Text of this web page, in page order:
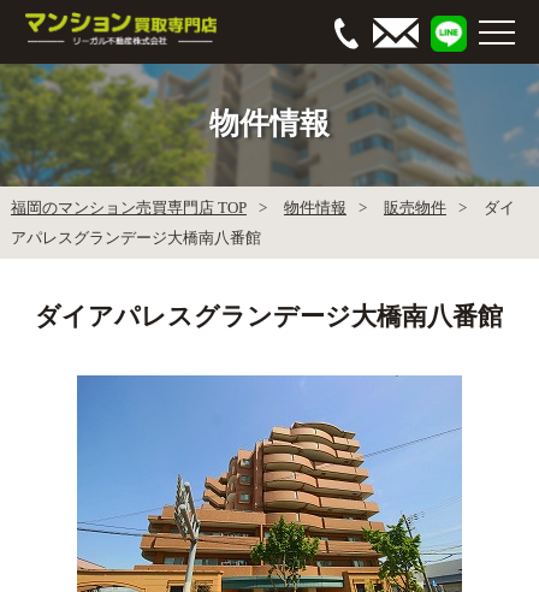
物件情報
福岡のマンション売買専門店 TOP 物件情報 販売物件
ダイ
アパレスグランデージ大橋南八番館
ダイアパレスグランデージ大橋南八番館